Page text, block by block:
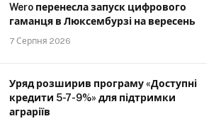
Wero перенесла запуск цифрового
гаманця в Люксембурзі на вересень
7 Серпня 2026
Уряд розширив програму «Доступні
кредити 5-7-9%» для підтримки
аграріїв